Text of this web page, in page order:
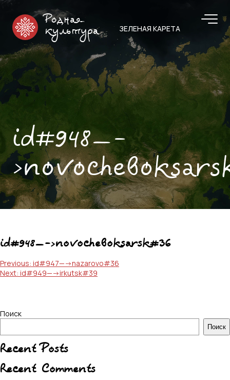
Родная
культура
ЗЕЛЕНАЯ КАРЕТА
id#948—-
id#948—->novocheboksarsk#36
Навигация
по
Previous: id#947—->nazarovo#36
Next: id#949—->irkutsk#39
Поиск
Поиск
Recent Posts
Recent Comments